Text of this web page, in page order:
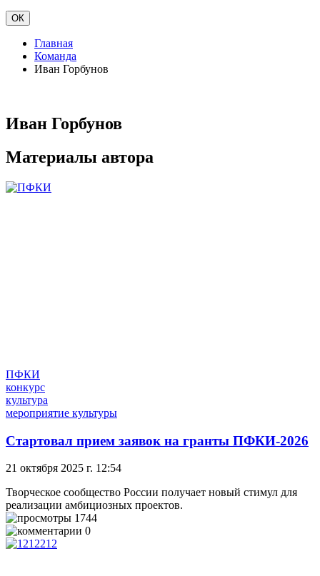
ОК
Главная
Команда
Иван Горбунов
Иван Горбунов
Материалы автора
ПФКИ
конкурс
культура
мероприятие культуры
Стартовал прием заявок на гранты ПФКИ-2026
21 октября 2025 г. 12:54
Творческое сообщество России получает новый стимул для
реализации амбициозных проектов.
1744
0